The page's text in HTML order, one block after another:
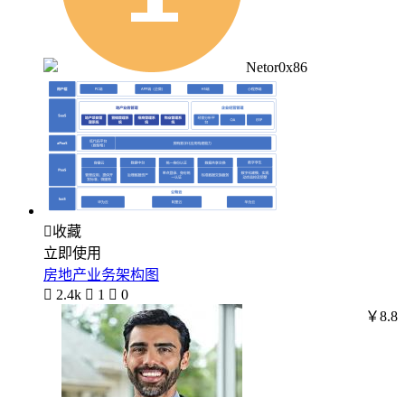
Netor0x86
收藏
立即使用
房地产业务架构图
 2.4k  1  0
￥8.8